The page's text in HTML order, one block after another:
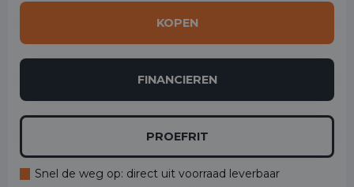
KOPEN
FINANCIEREN
PROEFRIT
Snel de weg op: direct uit voorraad leverbaar